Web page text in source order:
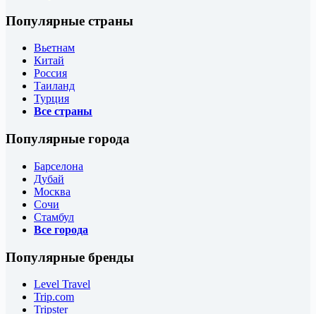
Популярные страны
Вьетнам
Китай
Россия
Таиланд
Турция
Все страны
Популярные города
Барселона
Дубай
Москва
Сочи
Стамбул
Все города
Популярные бренды
Level Travel
Trip.com
Tripster